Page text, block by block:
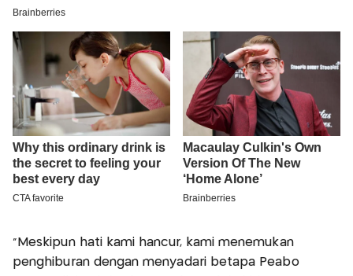
"Meskipun hati kami hancur, kami menemukan
penghiburan dengan menyadari betapa Peabo